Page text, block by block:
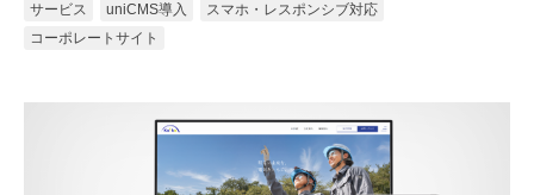
サービス uniCMS導入
スマホ・レスポンシブ対応
コーポレートサイト